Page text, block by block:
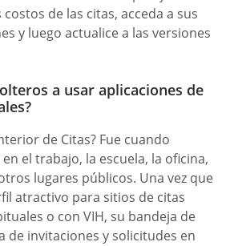
de las citas, acceda a sus
y luego actualice a las versiones
a usar aplicaciones de
de Citas? Fue cuando
el trabajo, la escuela, la oficina,
lugares públicos. Una vez que
atractivo para sitios de citas
o con VIH, su bandeja de
de invitaciones y solicitudes en